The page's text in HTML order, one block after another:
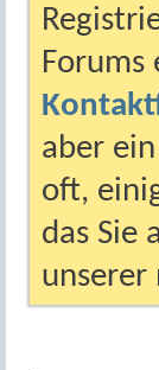
Forums
aber
oft,
das Sie
unserer